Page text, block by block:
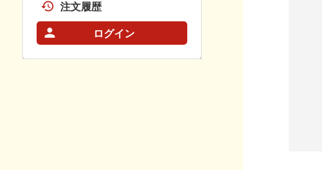
注文履歴
ログイン